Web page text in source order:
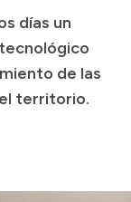
días un
de las
territorio.